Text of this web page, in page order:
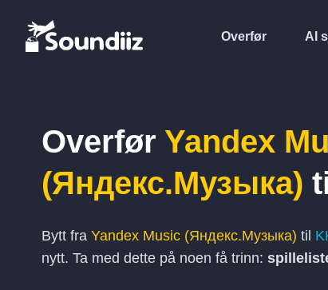
Overfør AI
Overfør Yandex
(Яндекс.Музыка)
Bytt fra Yandex Music (Яндекс.Музыка) til
nytt. Ta med dette på noen få trinn: